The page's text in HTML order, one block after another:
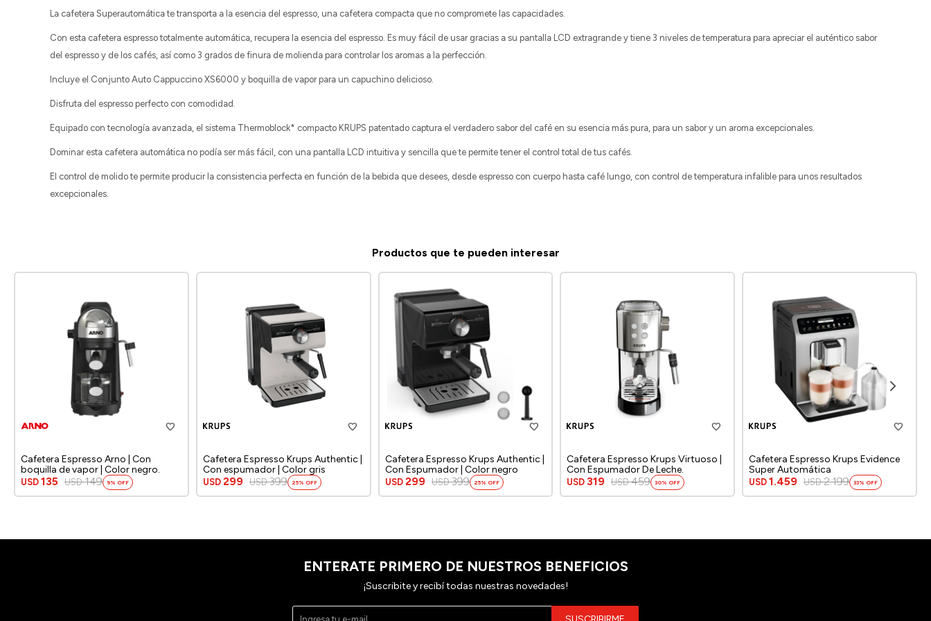
La cafetera Superautomática te transporta a la esencia del espresso, una cafetera compacta que no compromete las capacidades.
Con esta cafetera espresso totalmente automática, recupera la esencia del espresso. Es muy fácil de usar gracias a su pantalla LCD extragrande y tiene 3 niveles de temperatura para apreciar el auténtico sabor
del espresso y de los cafés, así como 3 grados de finura de molienda para controlar los aromas a la perfección.
Incluye el Conjunto Auto Cappuccino XS6000 y boquilla de vapor para un capuchino delicioso.
Disfruta del espresso perfecto con comodidad.
Equipado con tecnología avanzada, el sistema Thermoblock* compacto KRUPS patentado captura el verdadero sabor del café en su esencia más pura, para un sabor y un aroma excepcionales.
Dominar esta cafetera automática no podía ser más fácil, con una pantalla LCD intuitiva y sencilla que te permite tener el control total de tus cafés.
El control de molido te permite producir la consistencia perfecta en función de la bebida que desees, desde espresso con cuerpo hasta café lungo, con control de temperatura infalible para unos resultados
excepcionales.
Productos que te pueden interesar
Cafetera Espresso Arno | Con
boquilla de vapor | Color negro.
USD 135 USD 149 9
Cafetera Espresso Krups Authentic |
Con espumador | Color gris
USD 299 USD 399 25
Cafetera Espresso Krups Authentic |
Con Espumador | Color negro
USD 299 USD 399 25
Cafetera Espresso Krups Virtuoso |
Con Espumador De Leche.
USD 319 USD 459 30
Cafetera Espresso Krups Evidence
Super Automática
USD 1.459 USD 2.199 33
ENTERATE PRIMERO DE NUESTROS BENEFICIOS
¡Suscribite y recibí todas nuestras novedades!